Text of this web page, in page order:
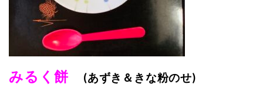
みるく餅 (あずき＆きな粉のせ)